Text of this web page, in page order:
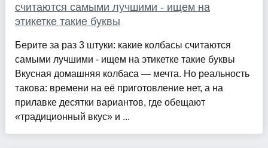
считаются самыми лучшими - ищем на
этикетке такие буквы
Берите за раз 3 штуки: какие колбасы считаются
самыми лучшими - ищем на этикетке такие буквы
Вкусная домашняя колбаса — мечта. Но реальность
такова: времени на её приготовление нет, а на
прилавке десятки вариантов, где обещают
«традиционный вкус» и ...